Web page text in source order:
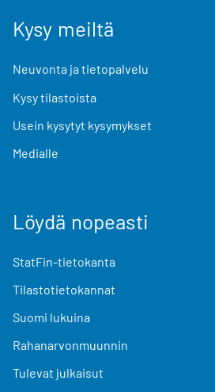
Kysy meiltä
Neuvonta ja tietopalvelu
Kysy tilastoista
Usein kysytyt kysymykset
Medialle
Löydä nopeasti
StatFin-tietokanta
Tilastotietokannat
Suomi lukuina
Rahanarvonmuunnin
Tulevat julkaisut